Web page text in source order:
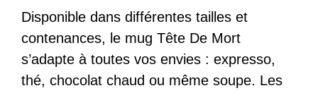
Disponible dans différentes tailles et
contenances, le mug Tête De Mort
s’adapte à toutes vos envies : expresso,
thé, chocolat chaud ou même soupe. Les